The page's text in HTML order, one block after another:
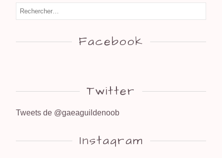
Facebook
Twitter
Tweets de @gaeaguildenoob
Instagram